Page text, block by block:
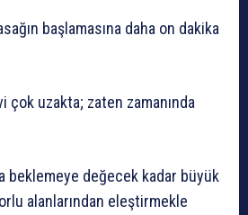
başlamasına daha on dakika
çok uzakta; zaten zamanında
beklemeye değecek kadar büyük
alanlarından eleştirmekle